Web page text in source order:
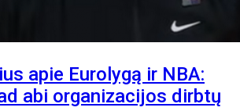
apie Eurolygą ir NBA:
abi organizacijos dirbtų